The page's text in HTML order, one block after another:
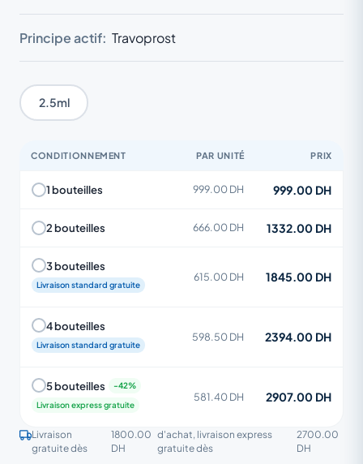
Principe actif: Travoprost
2.5ml
CONDITIONNEMENT PAR UNITÉ PRIX
1 bouteilles 999.00 DH 999.00 DH
2 bouteilles 666.00 DH 1332.00 DH
3 bouteilles
Livraison standard gratuite
615.00 DH 1845.00 DH
4 bouteilles
Livraison standard gratuite
598.50 DH 2394.00 DH
5 bouteilles
Livraison express gratuite
581.40 DH 2907.00 DH
Livraison
gratuite dès
1800.00
DH
d'achat, livraison express
gratuite dès
2700.00
DH